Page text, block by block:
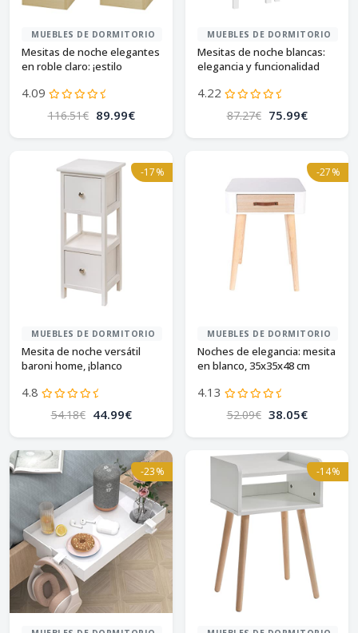
MUEBLES DE DORMITORIO
Mesitas de noche elegantes
en roble claro: ¡estilo
4.09
116.51€ 89.99€
MUEBLES DE DORMITORIO
Mesitas de noche blancas:
elegancia y funcionalidad
4.22
87.27€ 75.99€
-17%
MUEBLES DE DORMITORIO
Mesita de noche versátil
baroni home, ¡blanco
4.8
54.18€ 44.99€
-27%
MUEBLES DE DORMITORIO
Noches de elegancia: mesita
en blanco, 35x35x48 cm
4.13
52.09€ 38.05€
-23% -14%